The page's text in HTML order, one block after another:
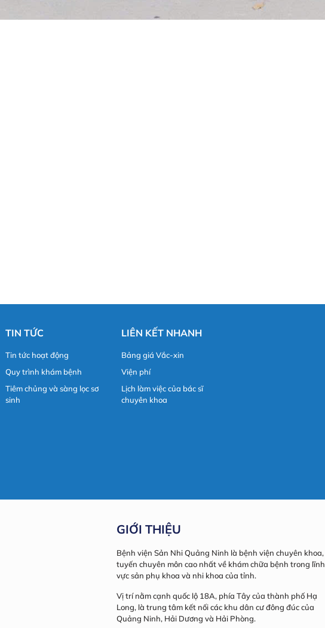
TIN TỨC
Tin tức hoạt động
Quy trình khám bệnh
Tiêm chủng và sàng lọc sơ
sinh
LIÊN KẾT NHANH
Bảng giá Vắc-xin
Viện phí
Lịch làm việc của bác sĩ
chuyên khoa
GIỚI THIỆU
Bệnh viện Sản Nhi Quảng Ninh là bệnh viện chuyên khoa,
tuyến chuyên môn cao nhất về khám chữa bệnh trong lĩnh
vực sản phụ khoa và nhi khoa của tỉnh.
Vị trí nằm cạnh quốc lộ 18A, phía Tây của thành phố Hạ
Long, là trung tâm kết nối các khu dân cư đông đúc của
Quảng Ninh, Hải Dương và Hải Phòng.